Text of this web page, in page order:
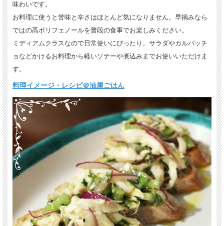
味わいです。
お料理に使うと苦味と辛さはほとんど気になりません。早摘みなら
ではの高ポリフェノールを普段の食事でお楽しみください。
ミディアムクラスなので日常使いにぴったり。サラダやカルパッチ
ョなどかけるお料理から軽いソテーや煮込みまでお使いいただけま
す。
料理イメージ・レシピ＠油屋ごはん